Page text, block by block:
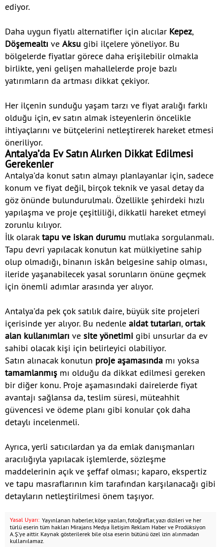
ediyor.
Daha uygun fiyatlı alternatifler için alıcılar Kepez,
Döşemealtı ve Aksu gibi ilçelere yöneliyor. Bu
bölgelerde fiyatlar görece daha erişilebilir olmakla
birlikte, yeni gelişen mahallelerde proje bazlı
yatırımların da artması dikkat çekiyor.
Her ilçenin sunduğu yaşam tarzı ve fiyat aralığı farklı
olduğu için, ev satın almak isteyenlerin öncelikle
ihtiyaçlarını ve bütçelerini netleştirerek hareket etmesi
öneriliyor.
Antalya’da Ev Satın Alırken Dikkat Edilmesi
Gerekenler
Antalya’da konut satın almayı planlayanlar için, sadece
konum ve fiyat değil, birçok teknik ve yasal detay da
göz önünde bulundurulmalı. Özellikle şehirdeki hızlı
yapılaşma ve proje çeşitliliği, dikkatli hareket etmeyi
zorunlu kılıyor.
İlk olaraktapu ve iskan durumu mutlaka sorgulanmalı.
Tapu devri yapılacak konutun kat mülkiyetine sahip
olup olmadığı, binanın iskân belgesine sahip olması,
ileride yaşanabilecek yasal sorunların önüne geçmek
için önemli adımlar arasında yer alıyor.
Antalya’da pek çok satılık daire, büyük site projeleri
içerisinde yer alıyor. Bu nedenle aidat tutarları, ortak
alan kullanımları ve site yönetimi gibi unsurlar da ev
sahibi olacak kişi için belirleyici olabiliyor.
Satın alınacak konutun proje aşamasında mı yoksa
tamamlanmış mı olduğu da dikkat edilmesi gereken
bir diğer konu. Proje aşamasındaki dairelerde fiyat
avantajı sağlansa da, teslim süresi, müteahhit
güvencesi ve ödeme planı gibi konular çok daha
detaylı incelenmeli.
Ayrıca, yerli satıcılardan ya da emlak danışmanları
aracılığıyla yapılacak işlemlerde, sözleşme
maddelerinin açık ve şeffaf olması; kaparo, ekspertiz
ve tapu masraflarının kim tarafından karşılanacağı gibi
detayların netleştirilmesi önem taşıyor.
Yasal Uyarı: Yayınlanan haberler, köşe yazıları, fotoğraflar, yazı dizileri ve her
türlü eserin tüm hakları Mirajans Medya İletişim Reklam Haber ve Prodüksiyon
A.Ş.’ye aittir. Kaynak gösterilerek bile olsa eserin bütünü özel izin alınmadan
kullanılamaz.